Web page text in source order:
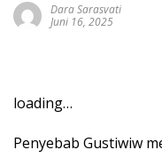
Dara Sarasvati
Juni 16, 2025
loading…
Penyebab Gustiwiw